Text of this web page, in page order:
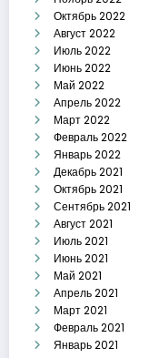
Октябрь 2022
Август 2022
Июль 2022
Июнь 2022
Май 2022
Апрель 2022
Март 2022
Февраль 2022
Январь 2022
Декабрь 2021
Октябрь 2021
Сентябрь 2021
Август 2021
Июль 2021
Июнь 2021
Май 2021
Апрель 2021
Март 2021
Февраль 2021
Январь 2021